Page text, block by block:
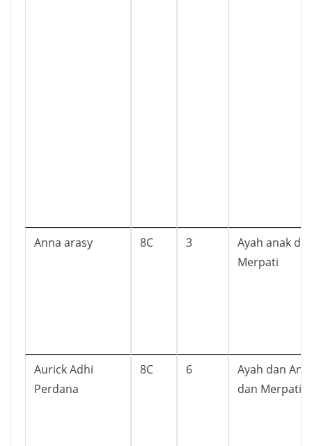
Anna arasy 8C 3
Ayah anak
Merpati
Aurick Adhi
Perdana
8C 6
Ayah dan
dan Merpati